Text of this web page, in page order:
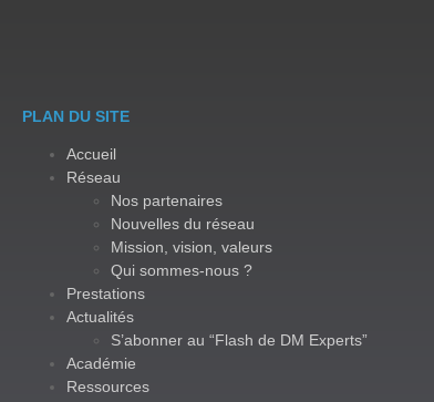
PLAN DU SITE
Accueil
Réseau
Nos partenaires
Nouvelles du réseau
Mission, vision, valeurs
Qui sommes-nous ?
Prestations
Actualités
S’abonner au “Flash de DM Experts”
Académie
Ressources